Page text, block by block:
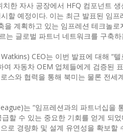
한 자사 공장에서 HFQ 컴포넌트
할 예정이다. 이는 최근 발표된 임
계획하고 있는 임프레션 테크놀
는 글로벌 파트너 네트워크를 구축
CEO는 이번 발표에 대해 “
자동차 OEM 업체들에게 검증된
스와 협력을 통해 북미는 물론 전세
는 “임프레션과의 파트너십을
할 수 있는 중요한 기회를 얻게 되
로 경량화 및 설계 유연성을 확보할